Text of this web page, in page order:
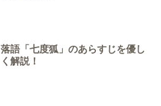
落語「七度狐」のあらすじを優し
く解説！